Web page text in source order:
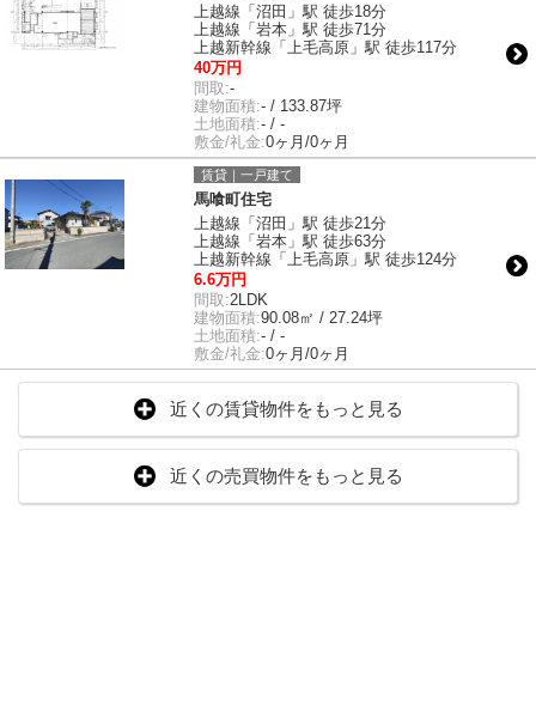
上越線「沼田」駅 徒歩18分
上越線「岩本」駅 徒歩71分
上越新幹線「上毛高原」駅 徒歩117分
40万円
間取:-
建物面積:- / 133.87坪
土地面積:- / -
敷金/礼金:0ヶ月/0ヶ月
賃貸｜一戸建て
馬喰町住宅
上越線「沼田」駅 徒歩21分
上越線「岩本」駅 徒歩63分
上越新幹線「上毛高原」駅 徒歩124分
6.6万円
間取:2LDK
建物面積:90.08㎡ / 27.24坪
土地面積:- / -
敷金/礼金:0ヶ月/0ヶ月
近くの賃貸物件をもっと見る
近くの売買物件をもっと見る